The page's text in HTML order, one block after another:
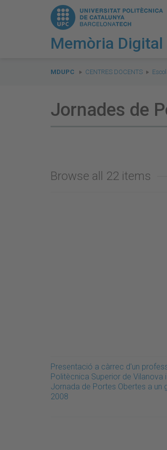
Memòria Digital
are
MDUPC CENTRES DOCENTS
Jornades de
Browse all 22 items
Presentació a càrrec d'un
Politècnica Superior de Vilanova
Jornada de Portes Obertes a un
2008